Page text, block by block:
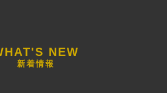
新着情報